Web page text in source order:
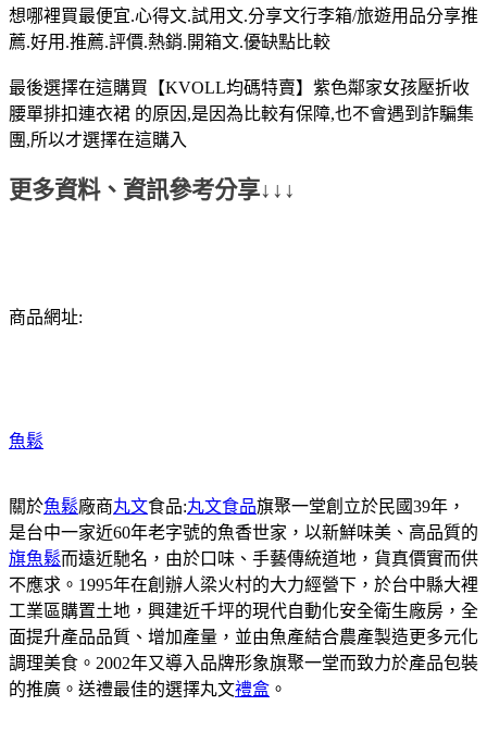
想哪裡買最便宜.心得文.試用文.分享文行李箱/旅遊用品分享推
薦.好用.推薦.評價.熱銷.開箱文.優缺點比較
最後選擇在這購買【KVOLL均碼特賣】紫色鄰家女孩壓折收
腰單排扣連衣裙 的原因,是因為比較有保障,也不會遇到詐騙集
團,所以才選擇在這購入
更多資料、資訊參考分享↓↓↓
商品網址:
魚鬆
關於魚鬆廠商丸文食品:丸文食品旗聚一堂創立於民國39年，
是台中一家近60年老字號的魚香世家，以新鮮味美、高品質的
旗魚鬆而遠近馳名，由於口味、手藝傳統道地，貨真價實而供
不應求。1995年在創辦人梁火村的大力經營下，於台中縣大裡
工業區購置土地，興建近千坪的現代自動化安全衛生廠房，全
面提升產品品質、增加產量，並由魚產結合農產製造更多元化
調理美食。2002年又導入品牌形象旗聚一堂而致力於產品包裝
的推廣。送禮最佳的選擇丸文禮盒 。